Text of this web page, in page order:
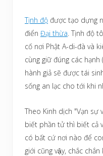
Tịnh độ được tạo dựng
điển Đại thừa . Tịnh độ
cố nơi Phật A-di-đà và
cùng giữ đúng các
hành giả sẽ được tái
sống an lạc cho tới khi
Theo Kinh dịch "Vạn sự
biết phần tử thì biết cả
có bất cứ nơi nào để
giới cũng vậy, chắc